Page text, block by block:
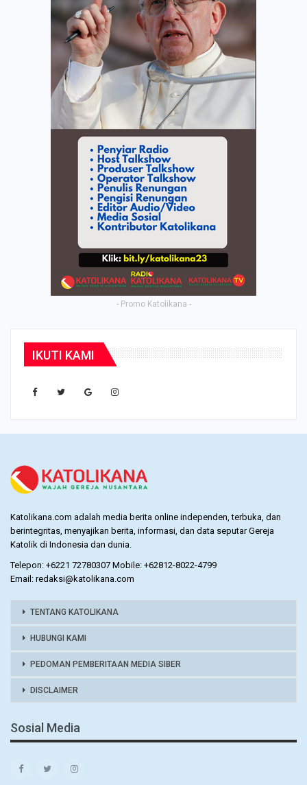
- Promo Katolikana -
IKUTI KAMI
Katolikana.com adalah media berita online independen, terbuka, dan
berintegritas, menyajikan berita, informasi, dan data seputar Gereja
Katolik di Indonesia dan dunia.
Telepon: +6221 72780307 Mobile: +62812-8022-4799
Email: redaksi@katolikana.com
TENTANG KATOLIKANA
HUBUNGI KAMI
PEDOMAN PEMBERITAAN MEDIA SIBER
DISCLAIMER
Sosial Media